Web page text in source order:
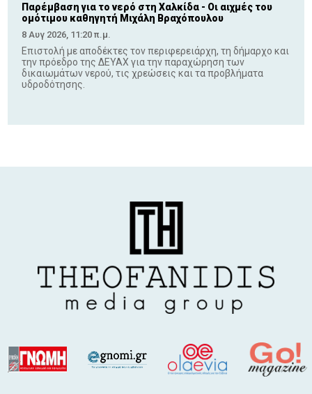
Παρέμβαση για το νερό στη Χαλκίδα - Οι αιχμές του
ομότιμου καθηγητή Μιχάλη Βραχόπουλου
8 Αυγ 2026, 11:20 π.μ.
Επιστολή με αποδέκτες τον περιφερειάρχη, τη δήμαρχο και
την πρόεδρο της ΔΕΥΑΧ για την παραχώρηση των
δικαιωμάτων νερού, τις χρεώσεις και τα προβλήματα
υδροδότησης.